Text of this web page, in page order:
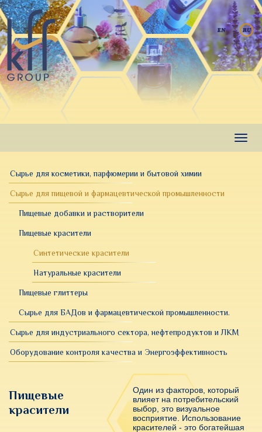
Перейти
к
основному
содержанию
Сырье для косметики, парфюмерии и бытовой химии
Сырье для пищевой и фармацевтической промышленности
Пищевые добавки и растворители
Пищевые красители
Синтетические красители
Натуральные красители
Пищевые глиттеры
Сырье для БАДов и фармацевтической промышленности.
Сырье для индустриального сектора, нефтепродуктов и ЛКМ
Оборудование контроля качества и Энергоэффективность
Пищевые
красители
Один из факторов, который
влияет на потребительский
выбор, это визуальное
восприятие. Использование
красителей - это богатейшая